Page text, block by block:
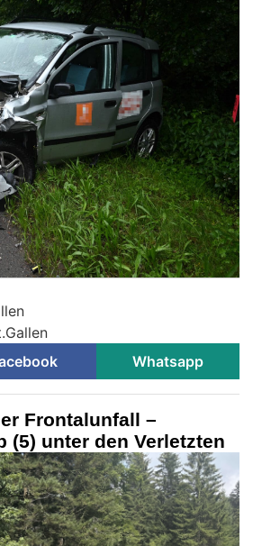
Whatsapp
Frontalunfall –
(5) unter den Verletzten